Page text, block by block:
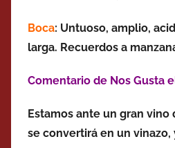
Boca: Untuoso, amplio,
larga. Recuerdos a
Comentario de Nos Gusta
Estamos ante un gran vino
se convertirá en un vinazo,